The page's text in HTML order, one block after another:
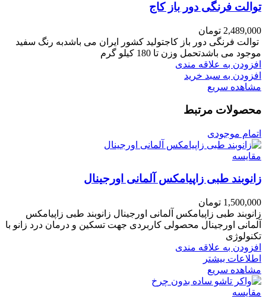
توالت فرنگی دور باز کاج
2,489,000 تومان
توالت فرنگی دور باز کاجتولید کشور ایران می باشدبه رنگ سفید
موجود می باشدتحمل وزن تا 180 کیلو گرم
افزودن به علاقه مندی
افزودن به سبد خرید
مشاهده سریع
محصولات مرتبط
اتمام موجودی
مقایسه
زانوبند طبی زاپیامکس آلمانی اورجینال
1,500,000 تومان
زانوبند طبی زاپیامکس آلمانی اورجینال زانوبند طبی زاپیامکس
آلمانی اورجینال محصولی کاربردی جهت تسکین و درمان درد زانو با
تکنولوژی
افزودن به علاقه مندی
اطلاعات بیشتر
مشاهده سریع
مقایسه